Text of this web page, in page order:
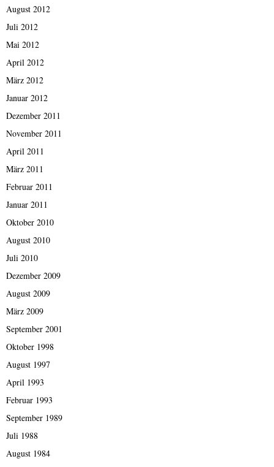
August 2012
Juli 2012
Mai 2012
April 2012
März 2012
Januar 2012
Dezember 2011
November 2011
April 2011
März 2011
Februar 2011
Januar 2011
Oktober 2010
August 2010
Juli 2010
Dezember 2009
August 2009
März 2009
September 2001
Oktober 1998
August 1997
April 1993
Februar 1993
September 1989
Juli 1988
August 1984